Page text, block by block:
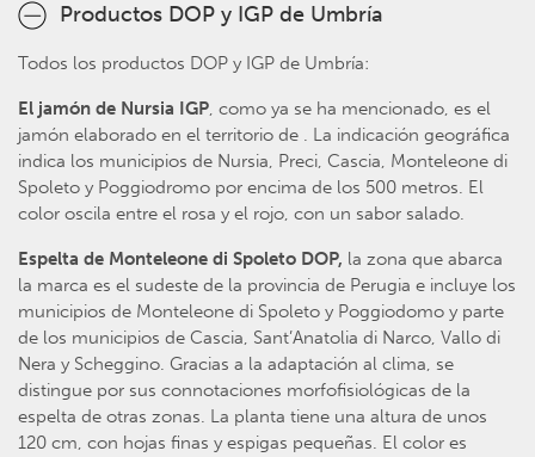
Productos DOP y IGP de Umbría
Todos los productos DOP y IGP de Umbría:
El jamón de Nursia IGP, como ya se ha mencionado, es el
jamón elaborado en el territorio de . La indicación geográfica
indica los municipios de Nursia, Preci, Cascia, Monteleone di
Spoleto y Poggiodromo por encima de los 500 metros. El
color oscila entre el rosa y el rojo, con un sabor salado.
Espelta de Monteleone di Spoleto DOP, la zona que abarca
la marca es el sudeste de la provincia de Perugia e incluye los
municipios de Monteleone di Spoleto y Poggiodomo y parte
de los municipios de Cascia, Sant’Anatolia di Narco, Vallo di
Nera y Scheggino. Gracias a la adaptación al clima, se
distingue por sus connotaciones morfofisiológicas de la
espelta de otras zonas. La planta tiene una altura de unos
120 cm, con hojas finas y espigas pequeñas. El color es